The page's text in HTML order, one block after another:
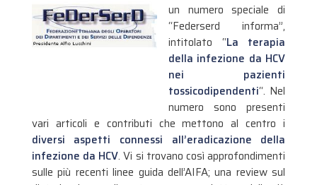
un numero speciale di
“Federserd informa”,
intitolato “La terapia
della infezione da HCV
nei pazienti
tossicodipendenti“. Nel
numero sono presenti
vari articoli e contributi che mettono al centro i
diversi aspetti connessi all’eradicazione della
infezione da HCV. Vi si trovano così approfondimenti
sulle più recenti linee guida dell’AIFA; una review sul